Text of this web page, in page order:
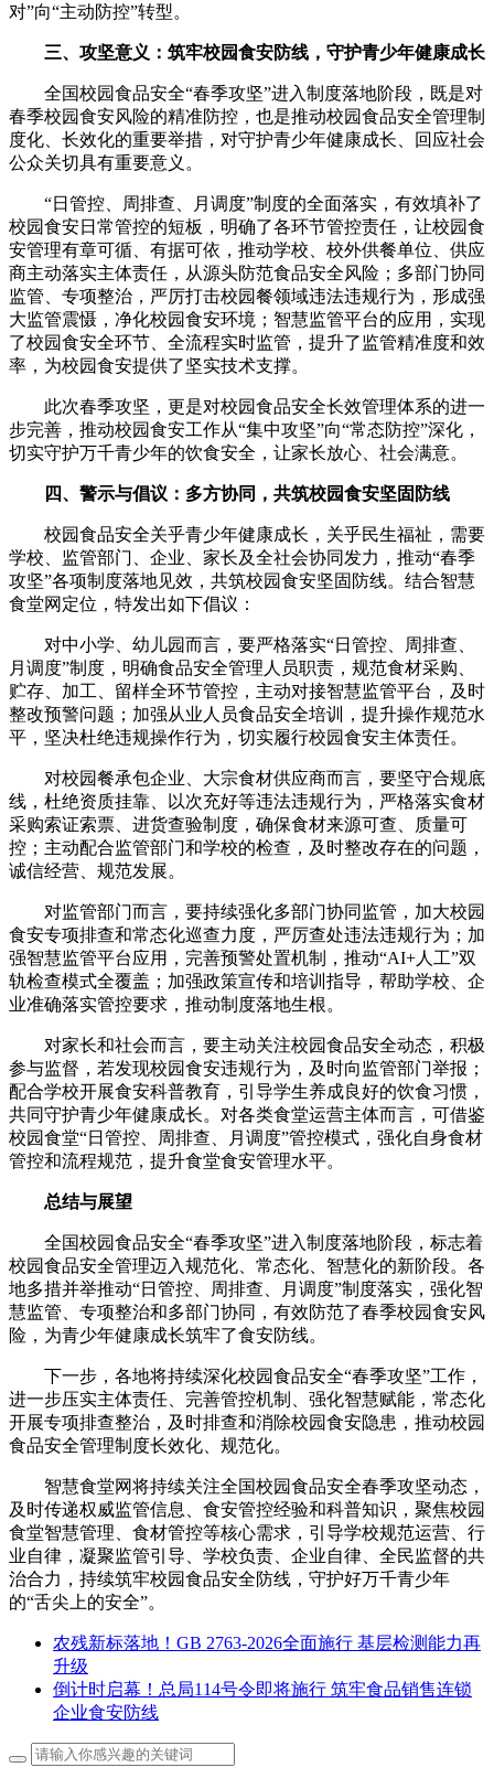
对”向“主动防控”转型。
三、攻坚意义：筑牢校园食安防线，守护青少年健康成长
全国校园食品安全“春季攻坚”进入制度落地阶段，既是对
春季校园食安风险的精准防控，也是推动校园食品安全管理制
度化、长效化的重要举措，对守护青少年健康成长、回应社会
公众关切具有重要意义。
“日管控、周排查、月调度”制度的全面落实，有效填补了
校园食安日常管控的短板，明确了各环节管控责任，让校园食
安管理有章可循、有据可依，推动学校、校外供餐单位、供应
商主动落实主体责任，从源头防范食品安全风险；多部门协同
监管、专项整治，严厉打击校园餐领域违法违规行为，形成强
大监管震慑，净化校园食安环境；智慧监管平台的应用，实现
了校园食安全环节、全流程实时监管，提升了监管精准度和效
率，为校园食安提供了坚实技术支撑。
此次春季攻坚，更是对校园食品安全长效管理体系的进一
步完善，推动校园食安工作从“集中攻坚”向“常态防控”深化，
切实守护万千青少年的饮食安全，让家长放心、社会满意。
四、警示与倡议：多方协同，共筑校园食安坚固防线
校园食品安全关乎青少年健康成长，关乎民生福祉，需要
学校、监管部门、企业、家长及全社会协同发力，推动“春季
攻坚”各项制度落地见效，共筑校园食安坚固防线。结合智慧
食堂网定位，特发出如下倡议：
对中小学、幼儿园而言，要严格落实“日管控、周排查、
月调度”制度，明确食品安全管理人员职责，规范食材采购、
贮存、加工、留样全环节管控，主动对接智慧监管平台，及时
整改预警问题；加强从业人员食品安全培训，提升操作规范水
平，坚决杜绝违规操作行为，切实履行校园食安主体责任。
对校园餐承包企业、大宗食材供应商而言，要坚守合规底
线，杜绝资质挂靠、以次充好等违法违规行为，严格落实食材
采购索证索票、进货查验制度，确保食材来源可查、质量可
控；主动配合监管部门和学校的检查，及时整改存在的问题，
诚信经营、规范发展。
对监管部门而言，要持续强化多部门协同监管，加大校园
食安专项排查和常态化巡查力度，严厉查处违法违规行为；加
强智慧监管平台应用，完善预警处置机制，推动“AI+人工”双
轨检查模式全覆盖；加强政策宣传和培训指导，帮助学校、企
业准确落实管控要求，推动制度落地生根。
对家长和社会而言，要主动关注校园食品安全动态，积极
参与监督，若发现校园食安违规行为，及时向监管部门举报；
配合学校开展食安科普教育，引导学生养成良好的饮食习惯，
共同守护青少年健康成长。对各类食堂运营主体而言，可借鉴
校园食堂“日管控、周排查、月调度”管控模式，强化自身食材
管控和流程规范，提升食堂食安管理水平。
总结与展望
全国校园食品安全“春季攻坚”进入制度落地阶段，标志着
校园食品安全管理迈入规范化、常态化、智慧化的新阶段。各
地多措并举推动“日管控、周排查、月调度”制度落实，强化智
慧监管、专项整治和多部门协同，有效防范了春季校园食安风
险，为青少年健康成长筑牢了食安防线。
下一步，各地将持续深化校园食品安全“春季攻坚”工作，
进一步压实主体责任、完善管控机制、强化智慧赋能，常态化
开展专项排查整治，及时排查和消除校园食安隐患，推动校园
食品安全管理制度长效化、规范化。
智慧食堂网将持续关注全国校园食品安全春季攻坚动态，
及时传递权威监管信息、食安管控经验和科普知识，聚焦校园
食堂智慧管理、食材管控等核心需求，引导学校规范运营、行
业自律，凝聚监管引导、学校负责、企业自律、全民监督的共
治合力，持续筑牢校园食品安全防线，守护好万千青少年
的“舌尖上的安全”。
农残新标落地！GB 2763-2026全面施行 基层检测能力再
升级
倒计时启幕！总局114号令即将施行 筑牢食品销售连锁
企业食安防线